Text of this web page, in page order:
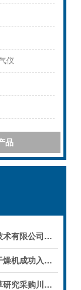
仪
品
陕西铎鑫环境检测技术有限公司采购我司全自动液液萃取仪
川一仪器高温喷雾干燥机成功入驻鄱阳职业学院，助力职业教育实训平台升级
中国农业科学院烟草研究采购川一仪器喷雾干燥机